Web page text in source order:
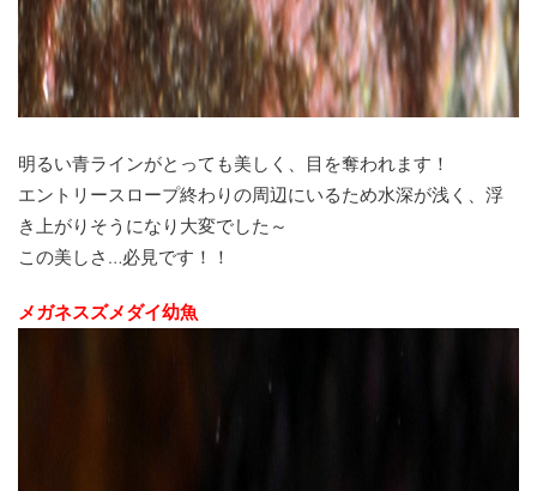
明るい青ラインがとっても美しく、目を奪われます！
エントリースロープ終わりの周辺にいるため水深が浅く、浮
き上がりそうになり大変でした～
この美しさ…必見です！！
メガネスズメダイ幼魚